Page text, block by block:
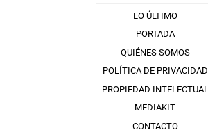
LO ÚLTIMO
PORTADA
QUIÉNES SOMOS
POLÍTICA DE PRIVACIDAD
PROPIEDAD INTELECTUAL
MEDIAKIT
CONTACTO